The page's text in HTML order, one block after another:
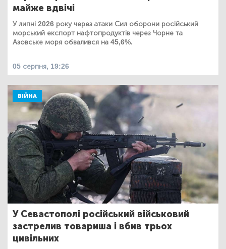
майже вдвічі
У липні 2026 року через атаки Сил оборони російський
морський експорт нафтопродуктів через Чорне та
Азовське моря обвалився на 45,6%.
05 серпня, 19:26
ВІЙНА
У Севастополі російський військовий
застрелив товариша і вбив трьох
цивільних